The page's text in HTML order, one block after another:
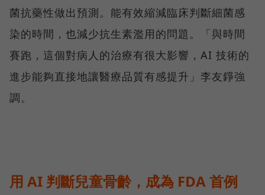
菌抗藥性做出預測。能有效縮減臨床判斷細菌感
染的時間，也減少抗生素濫用的問題。「與時間
賽跑，這個對病人的治療有很大影響，AI 技術的
進步能夠直接地讓醫療品質有感提升」李友錚強
調。
用 AI 判斷兒童骨齡，成為 FDA 首例